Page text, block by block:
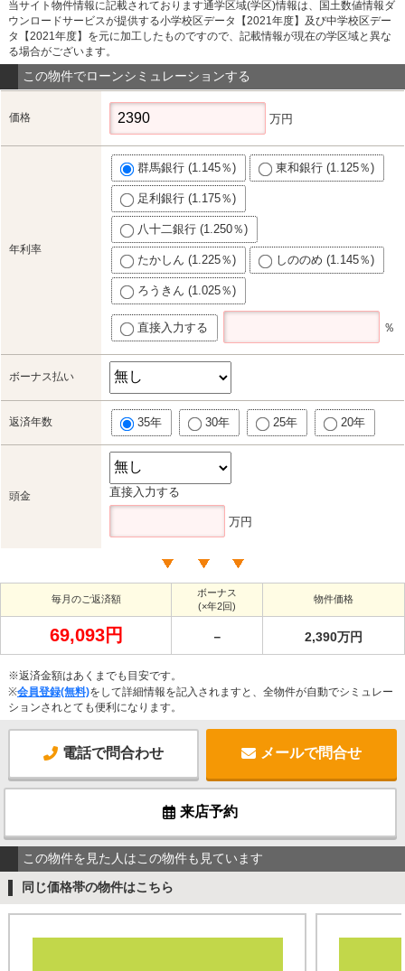
当サイト物件情報に記載されております通学区域(学区)情報は、国土数値情報ダ
ウンロードサービスが提供する小学校区データ【2021年度】及び中学校区デー
タ【2021年度】を元に加工したものですので、記載情報が現在の学区域と異な
る場合がございます。
この物件でローンシミュレーションする
価格 万円
年利率
群馬銀行 (1.145％) 東和銀行 (1.125％)
足利銀行 (1.175％)
八十二銀行 (1.250％)
たかしん (1.225％) しののめ (1.145％)
ろうきん (1.025％)
直接入力する ％
ボーナス払い
返済年数 35年 30年 25年 20年
頭金 直接入力する
万円
毎月のご返済額
ボーナス
(×年2回)
物件価格
69,093円 － 2,390万円
※返済金額はあくまでも目安です。
※会員登録(無料)をして詳細情報を記入されますと、全物件が自動でシミュレー
ションされとても便利になります。
電話で問合わせ メールで問合せ
来店予約
この物件を見た人はこの物件も見ています
同じ価格帯の物件はこちら